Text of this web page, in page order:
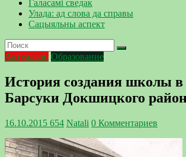
Галасамі сведак
Улада: ад слова да справы
Сацыяльны аспект
Актуально Образование
История создания школы в
Барсуки Докшицкого
16.10.2015 654 Natali 0 Комментариев